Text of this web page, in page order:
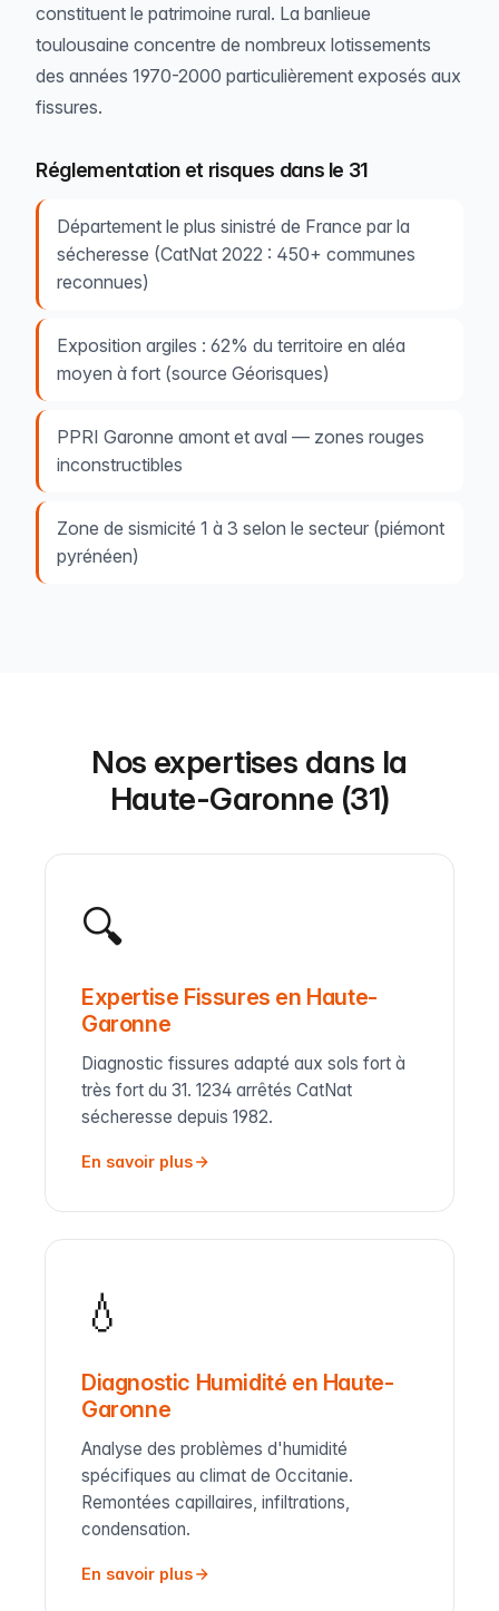
constituent le patrimoine rural. La banlieue
toulousaine concentre de nombreux lotissements
des années 1970-2000 particulièrement exposés aux
fissures.
Réglementation et risques dans le 31
Département le plus sinistré de France par la
sécheresse (CatNat 2022 : 450+ communes
reconnues)
Exposition argiles : 62% du territoire en aléa
moyen à fort (source Géorisques)
PPRI Garonne amont et aval — zones rouges
inconstructibles
Zone de sismicité 1 à 3 selon le secteur (piémont
pyrénéen)
Nos expertises dans la
Haute-Garonne (31)
🔍
Expertise Fissures en Haute-
Garonne
Diagnostic fissures adapté aux sols fort à
très fort du 31. 1234 arrêtés CatNat
sécheresse depuis 1982.
En savoir plus
💧
Diagnostic Humidité en Haute-
Garonne
Analyse des problèmes d'humidité
spécifiques au climat de Occitanie.
Remontées capillaires, infiltrations,
condensation.
En savoir plus